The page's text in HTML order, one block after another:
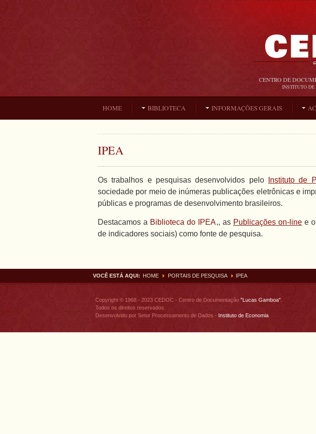
CENTRO DE
INSTITUTO
HOME BIBLIOTECA INFORMAÇÕES GERAIS
IPEA
Os trabalhos e pesquisas desenvolvidos pelo Instituto de
sociedade por meio de inúmeras publicações eletrônicas e
públicas e programas de desenvolvimento brasileiros.
Destacamos a Biblioteca do IPEA,, as Publicações on-linee o
de indicadores sociais) como fonte de pesquisa.
VOCÊ ESTÁ AQUI: HOME PORTAIS DE PESQUISA IPEA
Copyright © 1968 - 2023 CEDOC - Centro de Documentação "Lucas Gamboa"
Todos os direitos reservados.
Desenvolvido por Setor Processamento de Dados - Instituto de Economia